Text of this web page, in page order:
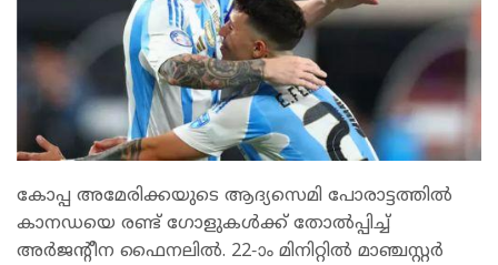
കോപ്പ അമേരിക്കയുടെ ആദ്യസെമി പോരാട്ടത്തില്‍
കാനഡയെ രണ്ട് ഗോളുകള്‍ക്ക് തോല്‍പ്പിച്ച്
അര്‍ജന്റീന ഫൈനലില്‍. 22-ാം മിനിറ്റില്‍ മാഞ്ചസ്റ്റര്‍